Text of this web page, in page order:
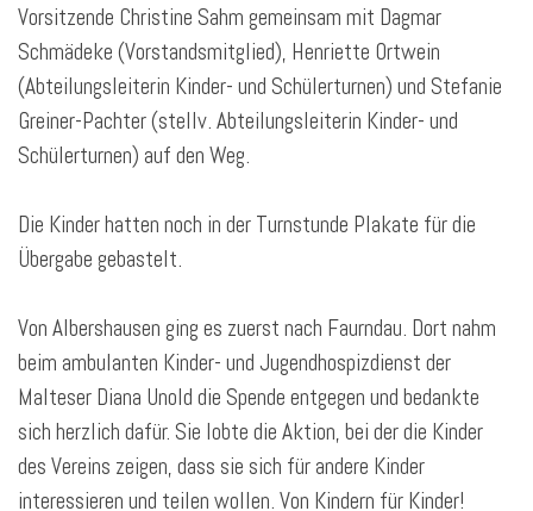
Vorsitzende Christine Sahm gemeinsam mit Dagmar
Schmädeke (Vorstandsmitglied), Henriette Ortwein
(Abteilungsleiterin Kinder- und Schülerturnen) und Stefanie
Greiner-Pachter (stellv. Abteilungsleiterin Kinder- und
Schülerturnen) auf den Weg.
Die Kinder hatten noch in der Turnstunde Plakate für die
Übergabe gebastelt.
Von Albershausen ging es zuerst nach Faurndau. Dort nahm
beim ambulanten Kinder- und Jugendhospizdienst der
Malteser Diana Unold die Spende entgegen und bedankte
sich herzlich dafür. Sie lobte die Aktion, bei der die Kinder
des Vereins zeigen, dass sie sich für andere Kinder
interessieren und teilen wollen. Von Kindern für Kinder!